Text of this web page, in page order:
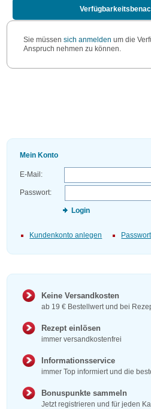
Sie müssen sich anmelden um die
Anspruch nehmen zu können.
Mein Konto
E-Mail:
Passwort:
Login
Kundenkonto anlegen
Keine Versandkosten
ab 19 € Bestellwert und bei
Rezept einlösen
immer versandkostenfrei
Informationsservice
immer Top informiert und die
Bonuspunkte sammeln
Jetzt registrieren und für jeden